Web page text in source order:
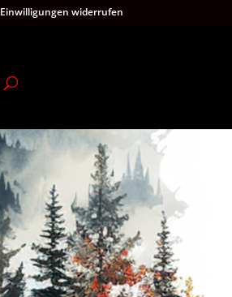
Einwilligungen widerrufen